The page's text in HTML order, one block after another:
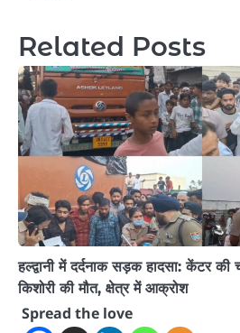
Related Posts
हल्द्वानी में दर्दनाक सड़क हादसा: केंटर
किशोरी की मौत, क्षेत्र में आक्रोश
Spread the love